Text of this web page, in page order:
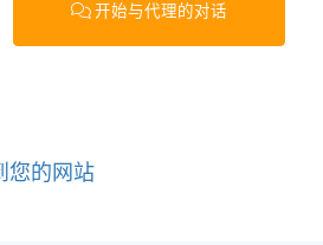
开始与代理的对话
您的网站